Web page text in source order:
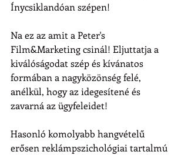
Ínycsiklandóan szépen!
Na ez az amit a Peter's
Film&Marketing csinál! Eljuttatja a
kiválóságodat szép és kívánatos
formában a nagyközönség felé,
anélkül, hogy az idegesítené és
zavarná az ügyfeleidet!
Hasonló komolyabb hangvételű
erősen reklámpszichológiai tartalmú